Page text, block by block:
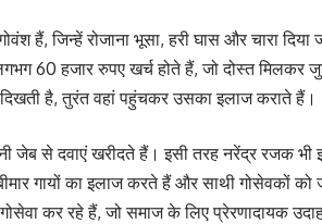
हैं, जिन्हें रोजाना भूसा, हरी घास और चारा दिया
60 हजार रुपए खर्च होते हैं, जो दोस्त
दिखती है, तुरंत वहां पहुंचकर उसका इलाज कराते हैं।
जेब से दवाएं खरीदते हैं। इसी तरह नरेंद्र रजक भी
गायों का इलाज करते हैं और साथी गोसेवकों को
कर रहे हैं, जो समाज के लिए प्रेरणादायक